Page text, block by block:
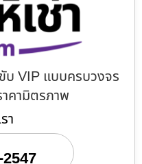
บ VIP แบบครบวงจร
คามิตรภาพ
า